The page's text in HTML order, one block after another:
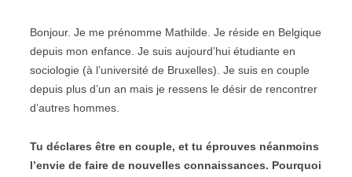
Bonjour. Je me prénomme Mathilde. Je réside en Belgique
depuis mon enfance. Je suis aujourd’hui étudiante en
sociologie (à l’université de Bruxelles). Je suis en couple
depuis plus d’un an mais je ressens le désir de rencontrer
d’autres hommes.
Tu déclares être en couple, et tu éprouves néanmoins
l’envie de faire de nouvelles connaissances. Pourquoi